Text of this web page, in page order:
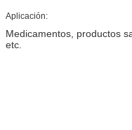
Aplicación:
Medicamentos, productos
etc.